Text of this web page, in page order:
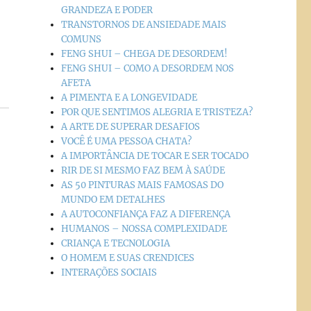
GRANDEZA E PODER
TRANSTORNOS DE ANSIEDADE MAIS
COMUNS
FENG SHUI – CHEGA DE DESORDEM!
FENG SHUI – COMO A DESORDEM NOS
AFETA
A PIMENTA E A LONGEVIDADE
POR QUE SENTIMOS ALEGRIA E TRISTEZA?
A ARTE DE SUPERAR DESAFIOS
VOCÊ É UMA PESSOA CHATA?
A IMPORTÂNCIA DE TOCAR E SER TOCADO
RIR DE SI MESMO FAZ BEM À SAÚDE
AS 50 PINTURAS MAIS FAMOSAS DO
MUNDO EM DETALHES
A AUTOCONFIANÇA FAZ A DIFERENÇA
HUMANOS – NOSSA COMPLEXIDADE
CRIANÇA E TECNOLOGIA
O HOMEM E SUAS CRENDICES
INTERAÇÕES SOCIAIS